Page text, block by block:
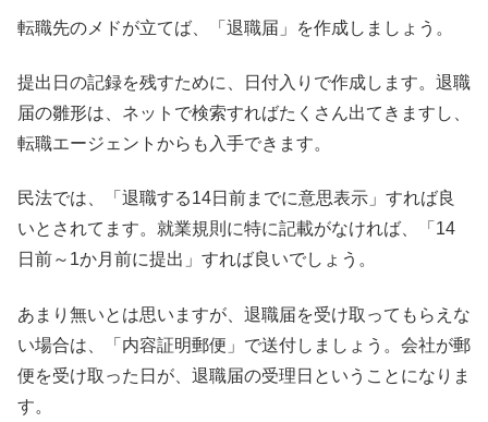
転職先のメドが立てば、「退職届」を作成しましょう。
提出日の記録を残すために、日付入りで作成します。退職
届の雛形は、ネットで検索すればたくさん出てきますし、
転職エージェントからも入手できます。
民法では、「退職する14日前までに意思表示」すれば良
いとされてます。就業規則に特に記載がなければ、「14
日前～1か月前に提出」すれば良いでしょう。
あまり無いとは思いますが、退職届を受け取ってもらえな
い場合は、「内容証明郵便」で送付しましょう。会社が郵
便を受け取った日が、退職届の受理日ということになりま
す。